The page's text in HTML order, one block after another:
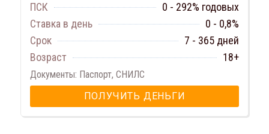
ПСК
0 - 292% годовых
Ставка в день
0 - 0,8%
Срок
7 - 365 дней
Возраст
18+
Документы: Паспорт, СНИЛС
ПОЛУЧИТЬ ДЕНЬГИ